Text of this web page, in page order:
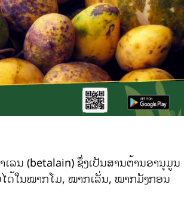
ລນ (betalain) ຊຶ່ງເປັນສານຕ້ານອານຸມູນ
ໄດ້ໃນໝາກໂມ, ໝາກເລັ່ນ, ໝາກມັງກອນ